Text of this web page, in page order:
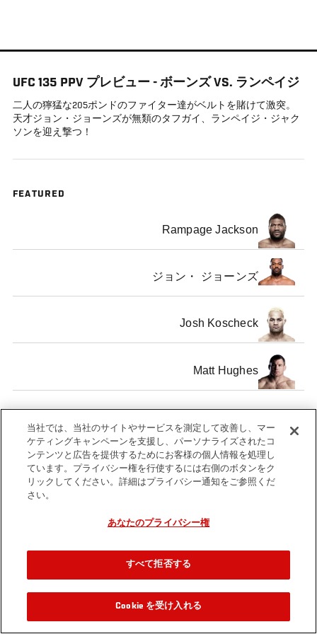
ン
ン
テ
ン
ツ
動
UFC 135 PPV プレビュー - ボーンズ VS. ランペイジ
二人の獰猛な205ポンドのファイター達がベルトを賭けて激突。
天才ジョン・ジョーンズが無類のタフガイ、ランペイジ・ジャク
ソンを迎え撃つ！
FEATURED
Rampage Jackson
ジョン・ ジョーンズ
Josh Koscheck
Matt Hughes
Tags
ufc
hall
of
Jon
Jones
Denver ppv
lightweight
title fight
当社では、当社のサイトやサービスを測定して改善し、マー
ケティングキャンペーンを支援し、パーソナライズされたコ
ンテンツと広告を提供するためにお客様の個人情報を処理し
ています。プライバシー権を行使するには右側のボタンをク
リックしてください。詳細はプライバシー通知をご参照くだ
さい。
あなたのプライバシー権
すべて拒否する
Cookie を受け入れる